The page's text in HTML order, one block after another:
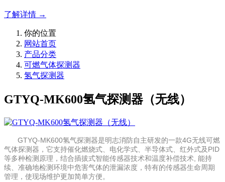
了解详情 →
你的位置
网站首页
产品分类
可燃气体探测器
氢气探测器
GTYQ-MK600氢气探测器（无线）
GTYQ-MK600氢气探测器是明志消防自主研发的一款4G无线可燃
气体探测器，它支持催化燃烧式、电化学式、半导体式、红外式及PID
等多种检测原理，结合插拔式智能传感器技术和温度补偿技术, 能持
续、准确地检测环境中危害气体的泄漏浓度，特有的传感器生命周期
管理，使现场维护更加简单方便。